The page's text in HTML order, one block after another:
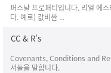
퍼스날 프로퍼티입니다. 리얼 에
다. 예로) 값비싼 ...
CC & R's
Covenants, Conditions and
서들을 말합니다.